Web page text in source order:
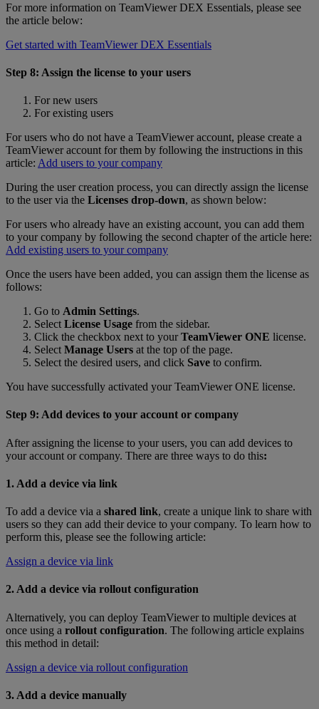
For more information on TeamViewer DEX Essentials, please see
the article below:
Get started with TeamViewer DEX Essentials
Step 8: Assign the license to your users
For new users
For existing users
For users who do not have a TeamViewer account, please create a
TeamViewer account for them by following the instructions in this
article: Add users to your company
During the user creation process, you can directly assign the license
to the user via the Licenses drop-down, as shown below:
For users who already have an existing account, you can add them
to your company by following the second chapter of the article here:
Add existing users to your company
Once the users have been added, you can assign them the license as
follows:
Go to Admin Settings.
Select License Usage from the sidebar.
Click the checkbox next to yourTeamViewer ONE license.
Select Manage Users at the top of the page.
Select the desired users, and click Save to confirm.
You have successfully activated your TeamViewer ONE license.
Step 9: Add devices to your account or company
After assigning the license to your users, you can add devices to
your account or company. There are three ways to do this:
1. Add a device via link
To add a device via a shared link, create a unique link to share with
users so they can add their device to your company. To learn how to
perform this, please see the following article:
Assign a device via link
2. Add a device via rollout configuration
Alternatively, you can deploy TeamViewer to multiple devices at
once using a rollout configuration. The following article explains
this method in detail:
Assign a device via rollout configuration
3. Add a device manually